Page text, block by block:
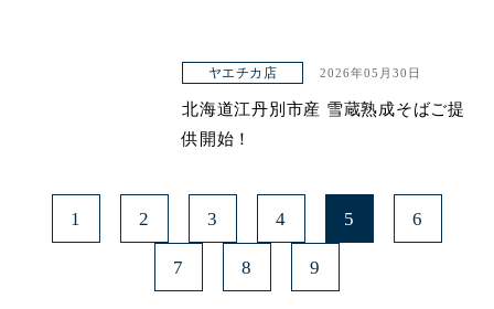
ヤエチカ店 2026年05月30日
北海道江丹別市産 雪蔵熟成そばご提
供開始！
1 2 3 4 5 6
7 8 9